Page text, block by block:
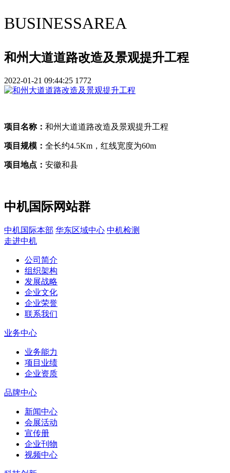
BUSINESSAREA
和州大道道路改造及景观提升工程
2022-01-21 09:44:25 1772
项目名称： 和州大道道路改造及景观提升工程
项目规模： 全长约4.5Km，红线宽度为60m
项目地点： 安徽和县
中机国际网站群
中机国际本部 华东区域中心 中机检测
走进中机
公司简介
组织架构
发展战略
企业文化
企业荣誉
联系我们
业务中心
业务能力
项目业绩
企业资质
品牌中心
新闻中心
会展活动
宣传册
企业刊物
视频中心